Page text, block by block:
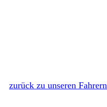
zurück zu unseren Fahrern